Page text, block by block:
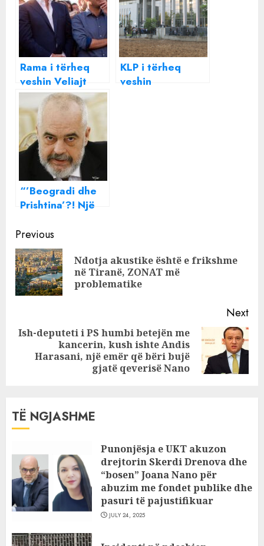
Rama i tërheq
veshin Veliajt
pasi shau
gazetarët kur
doli nga SPAK
KLP i tërheq
veshin
“’Beogradi dhe
Prishtina’?! Një
një lapsus?”,
Rama i “tërheq
veshin” OKB-së
Continue
Reading
Previous
Ndotja akustike është e frikshme
në Tiranë, ZONAT më
problematike
Next
post:
Ish-deputeti i PS humbi betejën me
kancerin, kush ishte Andis
Harasani, një emër që bëri bujë
gjatë qeverisë Nano
TË NGJASHME
Punonjësja e UKT akuzon
drejtorin Skerdi Drenova dhe
“bosen” Joana Nano për
abuzim me fondet publike dhe
pasuri të pajustifikuar
JULY 24, 2025